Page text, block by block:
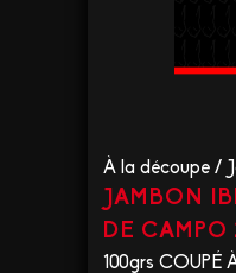
À la découpe /
JAMBON
DE CAMPO
100grs COUPÉ